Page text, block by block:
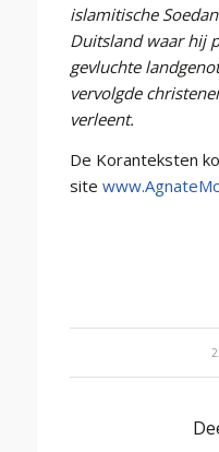
islamitische
Duitsland waar hij
gevluchte
vervolgde
verleent.
De Koranteksten
site